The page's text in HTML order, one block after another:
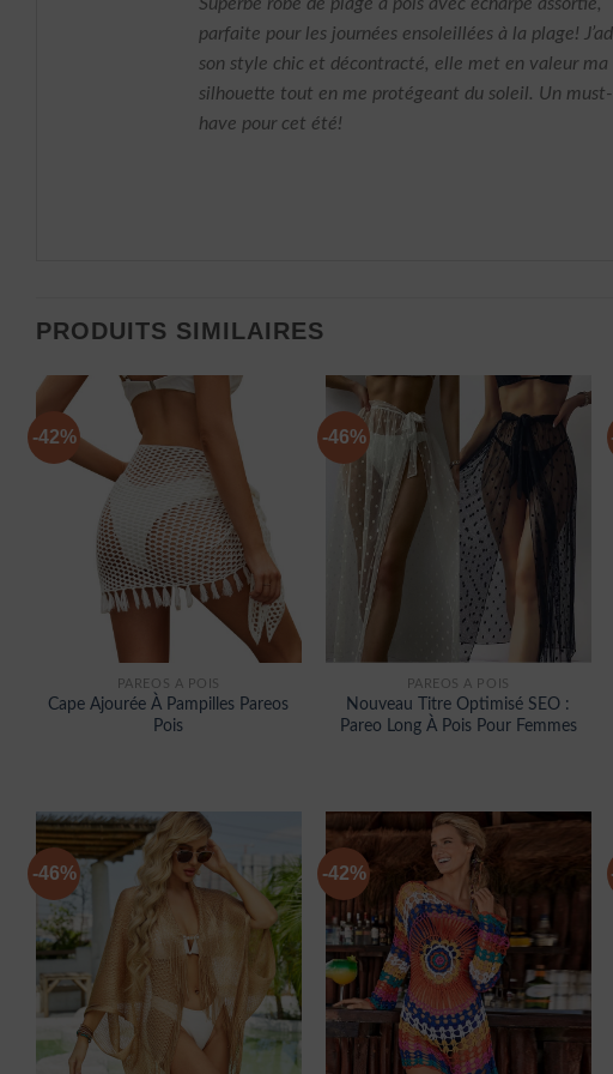
parfaite pour les journées ensoleillées à la plage!
son style chic et décontracté, elle met en valeur ma
silhouette tout en me protégeant du soleil. Un must-
have pour cet été!
PRODUITS SIMILAIRES
-42%
PARÉOS À POIS
Cape Ajourée À Pampilles Pareos
Pois
-46%
PARÉOS À POIS
Nouveau Titre Optimisé SEO :
Pareo Long À Pois Pour Femmes
-46% -42%